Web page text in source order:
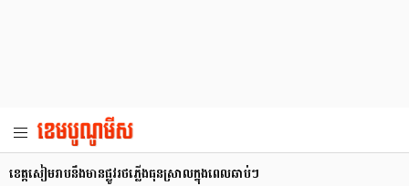
ខេត្តសៀមរាបនឹងមានផ្លូវរថភ្លើងធុនស្រាលក្នុងពេលឆាប់ៗ